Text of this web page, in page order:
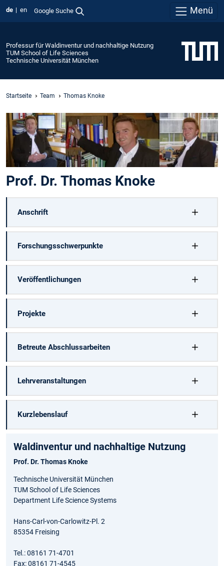
de en Google Suche Menü
Professur für Waldinventur und nachhaltige Nutzung
TUM School of Life Sciences
Technische Universität München
Startseite Team Thomas Knoke
Prof. Dr. Thomas Knoke
Anschrift
Forschungsschwerpunkte
Veröffentlichungen
Projekte
Betreute Abschlussarbeiten
Lehrveranstaltungen
Kurzlebenslauf
Waldinventur und nachhaltige Nutzung
Prof. Dr. Thomas Knoke
Technische Universität München
TUM School of Life Sciences
Department Life Science Systems
Hans-Carl-von-Carlowitz-Pl. 2
85354 Freising
Tel.: 08161 71-4701
Fax: 08161 71-4545